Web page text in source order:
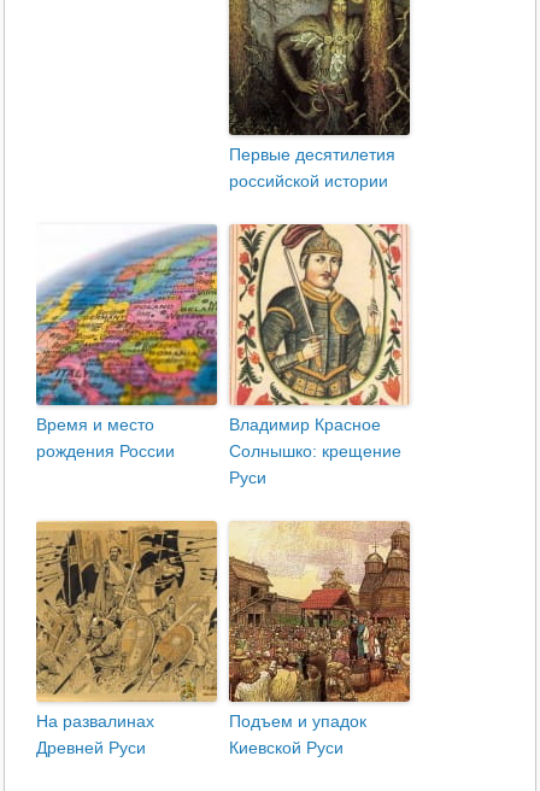
Первые десятилетия
российской истории
Время и место
рождения России
Владимир Красное
Солнышко: крещение
Руси
На развалинах
Древней Руси
Подъем и упадок
Киевской Руси